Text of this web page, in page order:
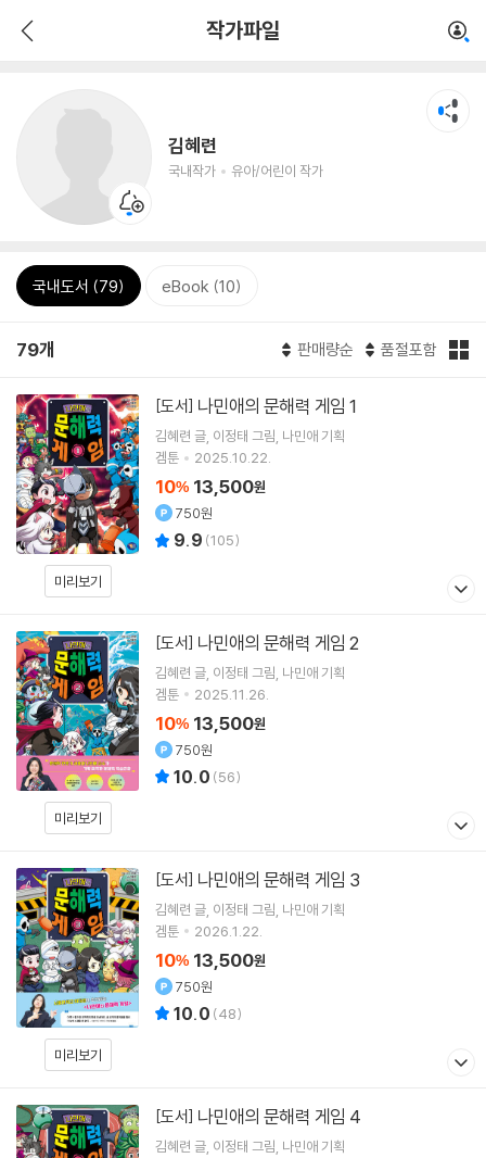
작가파일
김혜련
국내작가 유아/어린이 작가
국내도서 (79) eBook (10)
79개 판매량순 품절포함
미리보기
[도서] 나민애의 문해력 게임 1
김혜련 글 이정태 그림 나민애기획
겜툰
2025.10.22.
10% 13,500원
750원
9.9 (105)
미리보기
[도서] 나민애의 문해력 게임 2
김혜련 글 이정태 그림 나민애기획
겜툰
2025.11.26.
10% 13,500원
750원
10.0 (56)
미리보기
[도서] 나민애의 문해력 게임 3
김혜련 글 이정태 그림 나민애기획
겜툰
2026.1.22.
10% 13,500원
750원
10.0 (48)
[도서] 나민애의 문해력 게임 4
김혜련 글 이정태 그림 나민애기획